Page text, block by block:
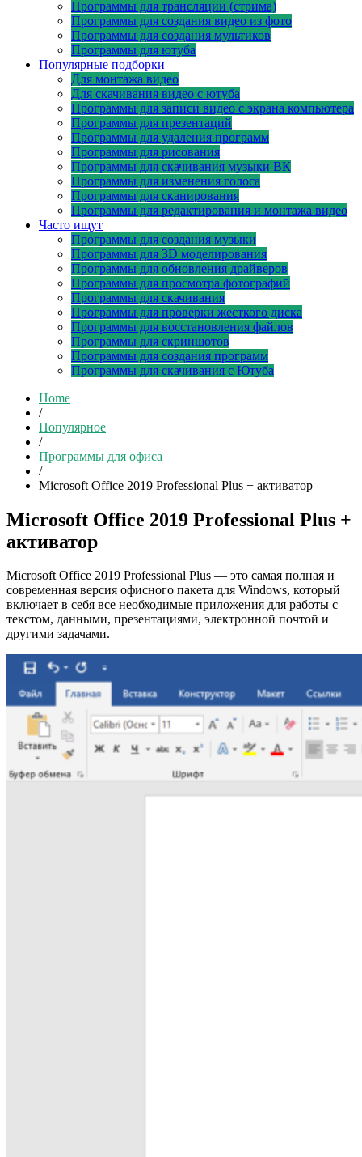
Программы для трансляции (стрима)
Программы для создания видео из фото
Программы для создания мультиков
Программы для ютуба
Популярные подборки
Для монтажа видео
Для скачивания видео с ютуба
Программы для записи видео с экрана компьютера
Программы для презентаций
Программы для удаления программ
Программы для рисования
Программы для скачивания музыки ВК
Программы для изменения голоса
Программы для сканирования
Программы для редактирования и монтажа видео
Часто ищут
Программы для создания музыки
Программы для 3D моделирования
Программы для обновления драйверов
Программы для просмотра фотографий
Программы для скачивания
Программы для проверки жесткого диска
Программы для восстановления файлов
Программы для скриншотов
Программы для создания программ
Программы для скачивания с Ютуба
Home
/
Популярное
/
Программы для офиса
/
Microsoft Office 2019 Professional Plus + активатор
Microsoft Office 2019 Professional Plus +
активатор
Microsoft Office 2019 Professional Plus — это самая полная и
современная версия офисного пакета для Windows, который
включает в себя все необходимые приложения для работы с
текстом, данными, презентациями, электронной почтой и
другими задачами.